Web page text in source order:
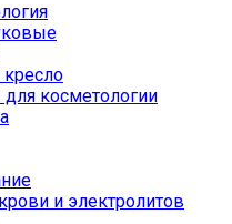
кресло
косметологии
и электролитов